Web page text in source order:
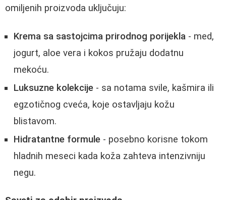
omiljenih proizvoda uključuju:
Krema sa sastojcima prirodnog porijekla - med,
jogurt, aloe vera i kokos pružaju dodatnu
mekoću.
Luksuzne kolekcije - sa notama svile, kašmira ili
egzotičnog cveća, koje ostavljaju kožu
blistavom.
Hidratantne formule - posebno korisne tokom
hladnih meseci kada koža zahteva intenzivniju
negu.